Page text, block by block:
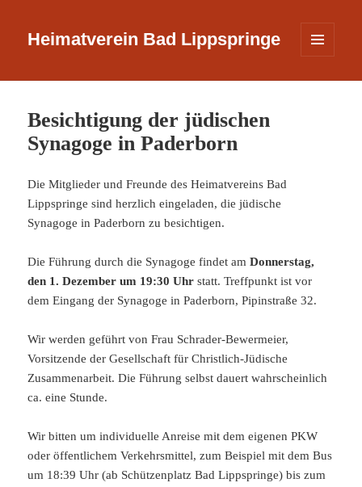
Heimatverein Bad Lippspringe
WIDGETS
Besichtigung der jüdischen
Synagoge in Paderborn
Die Mitglieder und Freunde des Heimatvereins Bad
Lippspringe sind herzlich eingeladen, die jüdische
Synagoge in Paderborn zu besichtigen.
Die Führung durch die Synagoge findet amDonnerstag,
den 1. Dezember um 19:30 Uhrstatt. Treffpunkt ist vor
dem Eingang der Synagoge in Paderborn, Pipinstraße 32.
Wir werden geführt von Frau Schrader-Bewermeier,
Vorsitzende der Gesellschaft für Christlich-Jüdische
Zusammenarbeit. Die Führung selbst dauert wahrscheinlich
ca. eine Stunde.
Wir bitten um individuelle Anreise mit dem eigenen PKW
oder öffentlichem Verkehrsmittel, zum Beispiel mit dem Bus
um 18:39 Uhr (ab Schützenplatz Bad Lippspringe) bis zum